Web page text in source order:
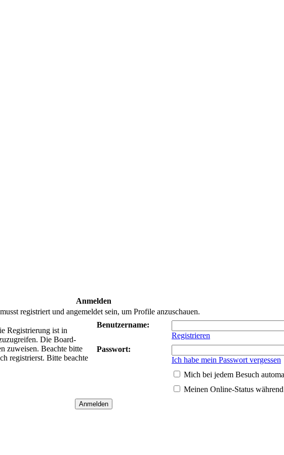
Anmelden
registriert und angemeldet sein, um Profile anzuschauen.
Registrierung ist in
Die Board-
zuweisen. Beachte bitte
registrierst. Bitte beachte
Benutzername:
Registrieren
Passwort:
Ich habe mein Passwort vergessen
Mich bei jedem Besuch
Meinen Online-Status